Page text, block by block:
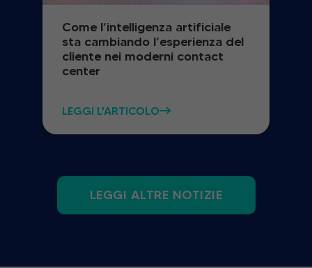
Come l’intelligenza artificiale
sta cambiando l’esperienza del
cliente nei moderni contact
center
LEGGI L'ARTICOLO
LEGGI ALTRE NOTIZIE